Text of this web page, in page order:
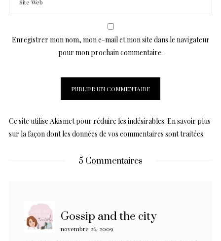
Enregistrer mon nom, mon e-mail et mon site dans le navigateur
pour mon prochain commentaire.
Ce site utilise Akismet pour réduire les indésirables. En savoir plus
sur la façon dont les données de vos commentaires sont traitées.
5 Commentaires
Gossip and the city
novembre 26, 2009